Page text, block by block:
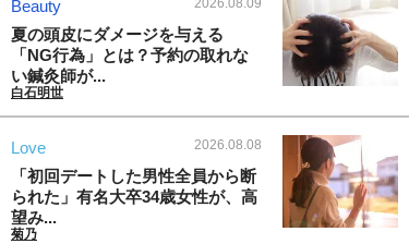
Beauty 2026.08.09
夏の頭皮にダメージを与える
「NG行為」とは？予約の取れな
い鍼灸師が...
白石明世
Love 2026.08.08
「初回デートした男性全員から断
られた」有名大卒34歳女性が、高
望み...
菊乃